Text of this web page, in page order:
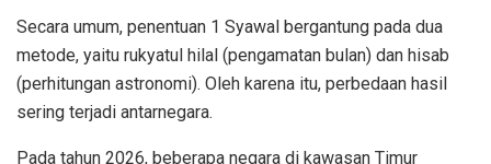
Secara umum, penentuan 1 Syawal bergantung pada dua
metode, yaitu rukyatul hilal (pengamatan bulan) dan hisab
(perhitungan astronomi). Oleh karena itu, perbedaan hasil
sering terjadi antarnegara.
Pada tahun 2026, beberapa negara di kawasan Timur